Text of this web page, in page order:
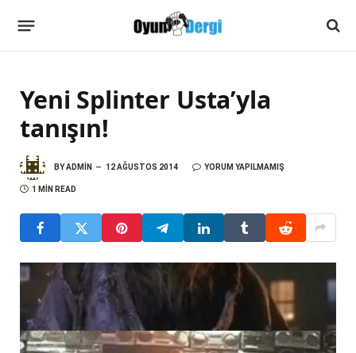
Yeni Splinter Usta’yla
tanışın!
BYADMIN 12 AĞUSTOS 2014 YORUM YAPILMAMIŞ
1 MIN READ